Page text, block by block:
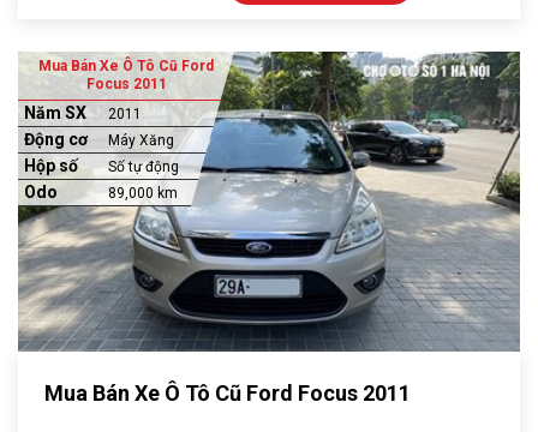
Mua Bán Xe Ô Tô Cũ Ford
Focus 2011
Năm SX 2011
Động cơ Máy Xăng
Hộp số Số tự động
Odo 89,000 km
Mua Bán Xe Ô Tô Cũ Ford Focus 2011